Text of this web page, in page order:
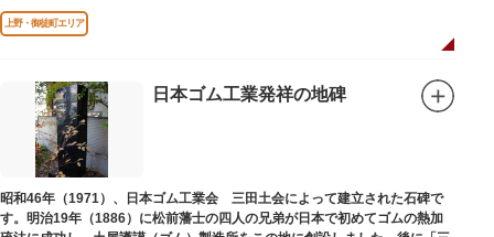
（1975）に同会が建立しました。
上野・御徒町エリア
日本ゴム工業発祥の地碑
昭和46年（1971）、日本ゴム工業会 三田土会によって建立された石碑で
す。明治19年（1886）に松前藩士の四人の兄弟が日本で初めてゴムの熱加